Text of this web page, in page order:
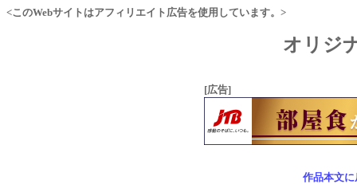
<このWebサイトはアフィリエイト広告を使用しています。>
オリジ
[広告]
作品本文に